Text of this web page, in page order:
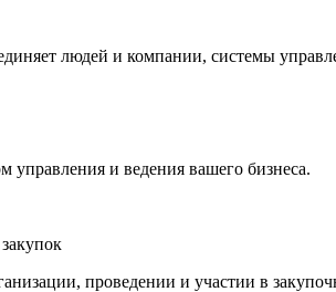
людей и компании, системы
и ведения вашего бизнеса.
проведении и участии в